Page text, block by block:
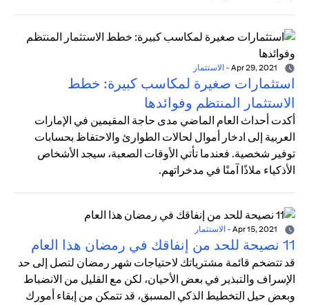
- الاستثمار
استثمارات صغيرة لمكاسب كبيرة: خطط
الاستثمار المنتظم وفوائدها
أكدت أحداث العام الماضي مدى حاجة المقيمين في الإمارات
العربية إلى ادخار أموال لحالات الطوارئ والاحتفاظ بحسابات
توفير شخصية. فعندما تأتي الأوقات الصعبة، سيجد الأشخاص
الأذكياء ملاذًا آمنًا في مدخراتهم.
- الاستثمار
11 نصيحة للحد من إنفاقك في رمضان هذا العام
قد تتضخم قائمة مشترياتك لاحتياجات شهر رمضان لتصل إلى حد
الإسراف والتبذير في بعض الأحيان، لكن مع القليل من الانضباط
وبعض حيل التخطيط الذكي المسبق، قد تتمكن من إبقاء أمورك